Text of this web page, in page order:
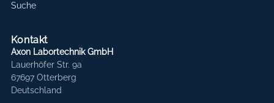
Suche
Kontakt
Axon Labortechnik GmbH
Lauerhöfer Str. 9a
67697 Otterberg
Deutschland